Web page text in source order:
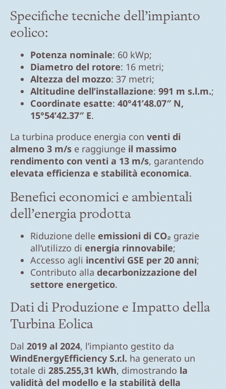
Specifiche tecniche dell’impianto
eolico:
Potenza nominale: 60 kWp;
Diametro del rotore: 16 metri;
Altezza del mozzo: 37 metri;
Altitudine dell’installazione: 991 m s.l.m.;
Coordinate esatte: 40°41’48.07″ N,
15°54’42.37″ E.
La turbina produce energia con venti di
almeno 3 m/s e raggiunge il massimo
rendimento con venti a 13 m/s, garantendo
elevata efficienza e stabilità economica.
Benefici economici e ambientali
dell’energia prodotta
Riduzione delle emissioni di CO₂ grazie
all’utilizzo di energia rinnovabile;
Accesso agli incentivi GSE per 20 anni;
Contributo alla decarbonizzazione del
settore energetico.
Dati di Produzione e Impatto della
Turbina Eolica
Dal 2019 al 2024, l’impianto gestito da
WindEnergyEfficiency S.r.l. ha generato un
totale di 285.255,31 kWh, dimostrando la
validità del modello e la stabilità della